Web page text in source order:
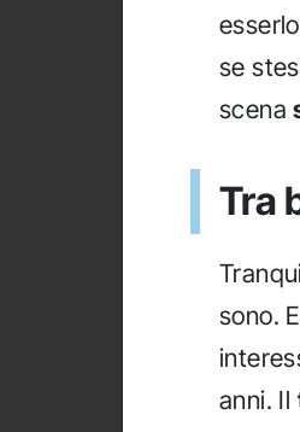
se
scena
Tra
sono.
anni. Il